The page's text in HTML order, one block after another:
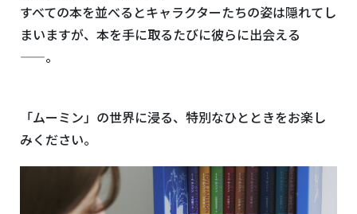
すべての本を並べるとキャラクターたちの姿は隠れてし
まいますが、本を手に取るたびに彼らに出会える
——。
「ムーミン」の世界に浸る、特別なひとときをお楽し
みください。